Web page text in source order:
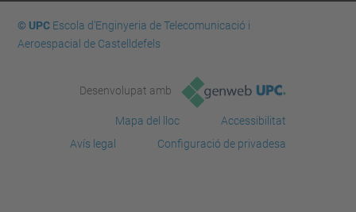
© UPCEscola d'Enginyeria de Telecomunicació i
Aeroespacial de Castelldefels
Desenvolupat amb
Mapa del lloc
Accessibilitat
Avís legal
Configuració de privadesa